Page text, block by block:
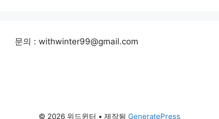
문의 : withwinter99@gmail.com
© 2026 위드윈터 • 제작됨 GeneratePress